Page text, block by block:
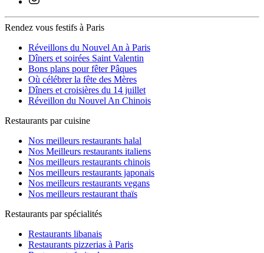
Rendez vous festifs à Paris
Réveillons du Nouvel An à Paris
Dîners et soirées Saint Valentin
Bons plans pour fêter Pâques
Où célébrer la fête des Mères
Dîners et croisières du 14 juillet
Réveillon du Nouvel An Chinois
Restaurants par cuisine
Nos meilleurs restaurants halal
Nos Meilleurs restaurants italiens
Nos meilleurs restaurants chinois
Nos meilleurs restaurants japonais
Nos meilleurs restaurants vegans
Nos meilleurs restaurant thaïs
Restaurants par spécialités
Restaurants libanais
Restaurants pizzerias à Paris